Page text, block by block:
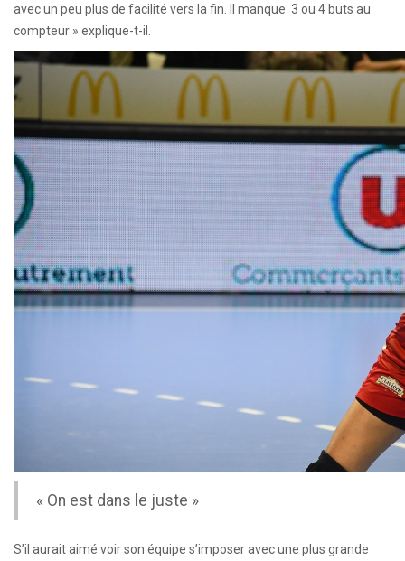
avec un peu plus de facilité vers la fin. Il manque 3 ou 4 buts au
compteur » explique-t-il.
« On est dans le juste »
S’il aurait aimé voir son équipe s’imposer avec une plus grande